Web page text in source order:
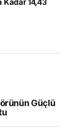
Güçlü